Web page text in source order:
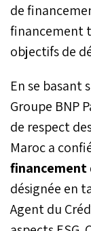
de
financement
objectifs de
En se basant
Groupe BNP
de respect
Maroc a
financement
désignée en
Agent du